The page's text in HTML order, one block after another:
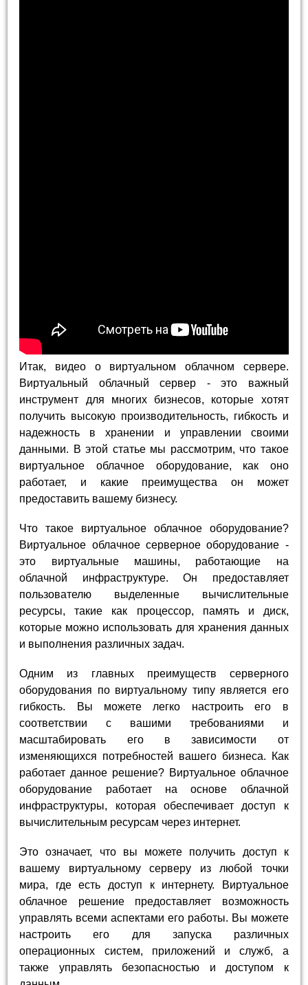
Итак, видео о виртуальном облачном сервере.
Виртуальный облачный сервер - это важный
инструмент для многих бизнесов, которые хотят
получить высокую производительность, гибкость и
надежность в хранении и управлении своими
данными. В этой статье мы рассмотрим, что такое
виртуальное облачное оборудование, как оно
работает, и какие преимущества он может
предоставить вашему бизнесу.
Что такое виртуальное облачное оборудование?
Виртуальное облачное серверное оборудование -
это виртуальные машины, работающие на
облачной инфраструктуре. Он предоставляет
пользователю выделенные вычислительные
ресурсы, такие как процессор, память и диск,
которые можно использовать для хранения данных
и выполнения различных задач.
Одним из главных преимуществ серверного
оборудования по виртуальному типу является его
гибкость. Вы можете легко настроить его в
соответствии с вашими требованиями и
масштабировать его в зависимости от
изменяющихся потребностей вашего бизнеса. Как
работает данное решение? Виртуальное облачное
оборудование работает на основе облачной
инфраструктуры, которая обеспечивает доступ к
вычислительным ресурсам через интернет.
Это означает, что вы можете получить доступ к
вашему виртуальному серверу из любой точки
мира, где есть доступ к интернету. Виртуальное
облачное решение предоставляет возможность
управлять всеми аспектами его работы. Вы можете
настроить его для запуска различных
операционных систем, приложений и служб, а
также управлять безопасностью и доступом к